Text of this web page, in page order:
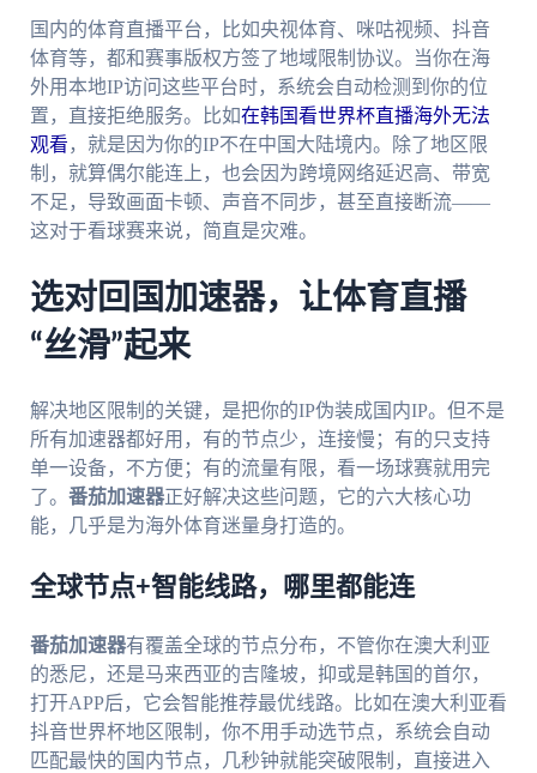
国内的体育直播平台，比如央视体育、咪咕视频、抖音
体育等，都和赛事版权方签了地域限制协议。当你在海
外用本地IP访问这些平台时，系统会自动检测到你的位
置，直接拒绝服务。比如在韩国看世界杯直播海外无法
观看 ，就是因为你的IP不在中国大陆境内。除了地区限
制，就算偶尔能连上，也会因为跨境网络延迟高、带宽
不足，导致画面卡顿、声音不同步，甚至直接断流——
这对于看球赛来说，简直是灾难。
选对回国加速器，让体育直播
“丝滑”起来
解决地区限制的关键，是把你的IP伪装成国内IP。但不是
所有加速器都好用，有的节点少，连接慢；有的只支持
单一设备，不方便；有的流量有限，看一场球赛就用完
了。 番茄加速器正好解决这些问题，它的六大核心功
能，几乎是为海外体育迷量身打造的。
全球节点+智能线路，哪里都能连
番茄加速器有覆盖全球的节点分布，不管你在澳大利亚
的悉尼，还是马来西亚的吉隆坡，抑或是韩国的首尔，
打开APP后，它会智能推荐最优线路。比如在澳大利亚看
抖音世界杯地区限制，你不用手动选节点，系统会自动
匹配最快的国内节点，几秒钟就能突破限制，直接进入